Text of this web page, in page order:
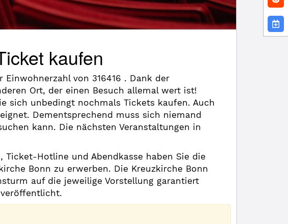
kaufen
Einwohnerzahl von 316416 . Dank der
Ort, der einen Besuch allemal wert ist!
sich unbedingt nochmals Tickets kaufen. Auch
Dementsprechend muss sich niemand
kann. Die nächsten Veranstaltungen in
Ticket-Hotline und Abendkasse haben Sie die
Bonn zu erwerben. Die Kreuzkirche Bonn
auf die jeweilige Vorstellung garantiert